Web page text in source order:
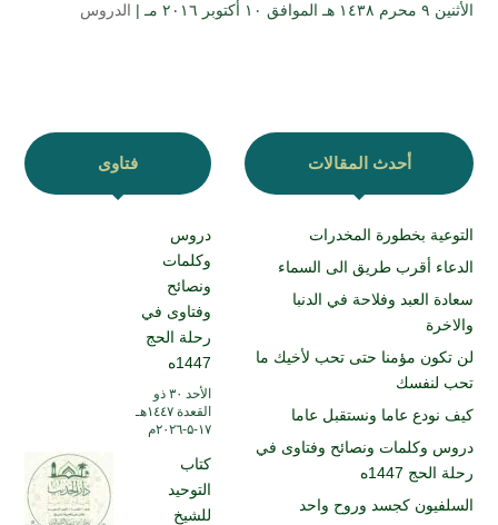
الأثنين ۹ محرم ۱٤۳۸ هـ الموافق ۱۰ أكتوبر ۲۰۱٦ مـ | الدروس
أحدث المقالات
التوعية بخطورة المخدرات
الدعاء أقرب طريق الى السماء
سعادة العبد وفلاحة في الدنبا
والاخرة
لن تكون مؤمنا حتى تحب لأخيك ما
تحب لنفسك
كيف نودع عاما ونستقبل عاما
دروس وكلمات ونصائح وفتاوى في
رحلة الحج 1447ه
السلفيون كجسد وروح واحد
فتاوى
دروس
وكلمات
ونصائح
وفتاوى في
رحلة الحج
1447ه
الأحد ۳۰ ذو
القعدة ۱٤٤۷هـ
۱۷-۵-۲۰۲٦م
كتاب
التوحيد
للشيخ